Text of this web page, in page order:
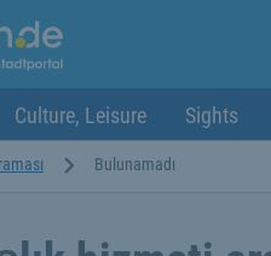
Culture, Leisure Sights
Bulunamadı